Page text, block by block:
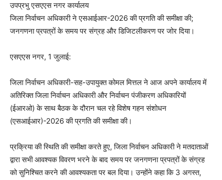
उपप्रभु एसएएस नगर कार्यालय
जिला निर्वाचन अधिकारी ने एसआईआर-2026 की प्रगति की समीक्षा की;
जनगणना प्रपत्रों के समय पर संग्रह और डिजिटलीकरण पर जोर दिया।
एसएएस नगर, 1 जुलाई:
जिला निर्वाचन अधिकारी-सह-उपायुक्त कोमल मित्तल ने आज अपने कार्यालय में
अतिरिक्त जिला निर्वाचन अधिकारी और निर्वाचन पंजीकरण अधिकारियों
(ईआरओ) के साथ बैठक के दौरान चल रहे विशेष गहन संशोधन
(एसआईआर)-2026 की प्रगति की समीक्षा की।
प्रक्रिया की स्थिति की समीक्षा करते हुए, जिला निर्वाचन अधिकारी ने मतदाताओं
द्वारा सभी आवश्यक विवरण भरने के बाद समय पर जनगणना प्रपत्रों के संग्रह
को सुनिश्चित करने की आवश्यकता पर बल दिया। उन्होंने कहा कि 3 अगस्त,